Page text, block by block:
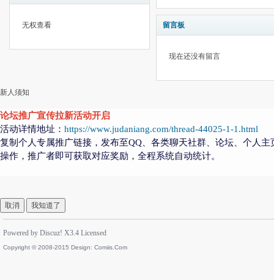
无权查看 留言板
现在还没有留言
新人须知
论坛推广宣传拉新活动开启
活动详情地址： https://www.judaniang.com/thread-44025-1-1.html
复制个人专属推广链接，发布至QQ、各类聊天社群、论坛、个人
操作，推广者即可获取对应奖励，全程系统自动统计。
取消 我知道了
Powered by Discuz! X3.4 Licensed
Copyright © 2008-2015 Design: Comiis.Com